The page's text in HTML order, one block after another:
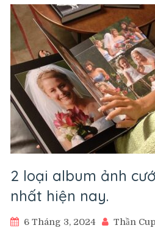
có
ảnh
cưới
đẹp
nhất
2 loại album ảnh
nhất hiện nay.
6 Tháng 3, 2024 Thần